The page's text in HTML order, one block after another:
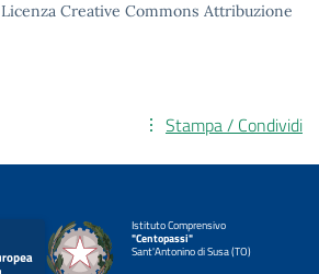
Licenza Creative Commons Attribuzione
Stampa / Condividi
Istituto Comprensivo
"Centopassi"
Sant'Antonino di Susa (TO)